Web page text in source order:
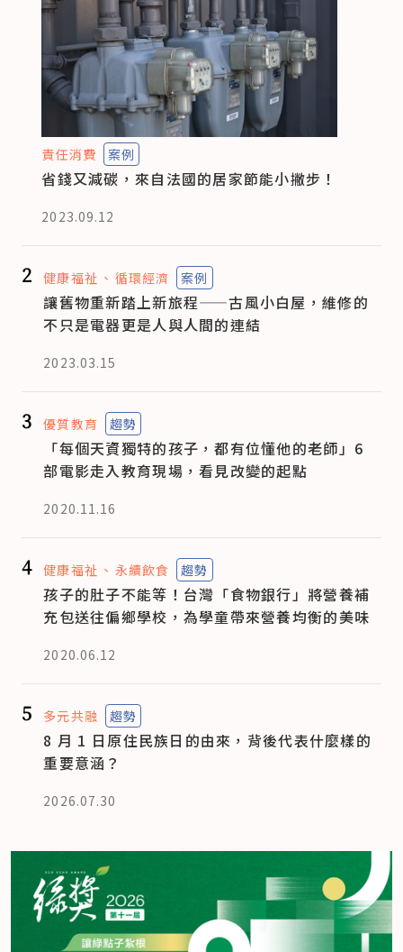
責任消費 案例
省錢又減碳，來自法國的居家節能小撇步！
2023.09.12
2 健康福祉 循環經濟 案例
讓舊物重新踏上新旅程——古風小白屋，維修的
不只是電器更是人與人間的連結
2023.03.15
3 優質教育 趨勢
「每個天資獨特的孩子，都有位懂他的老師」6
部電影走入教育現場，看見改變的起點
2020.11.16
4 健康福祉 永續飲食 趨勢
孩子的肚子不能等！台灣「食物銀行」將營養補
充包送往偏鄉學校，為學童帶來營養均衡的美味
2020.06.12
5 多元共融 趨勢
8 月 1 日原住民族日的由來，背後代表什麼樣的
重要意涵？
2026.07.30